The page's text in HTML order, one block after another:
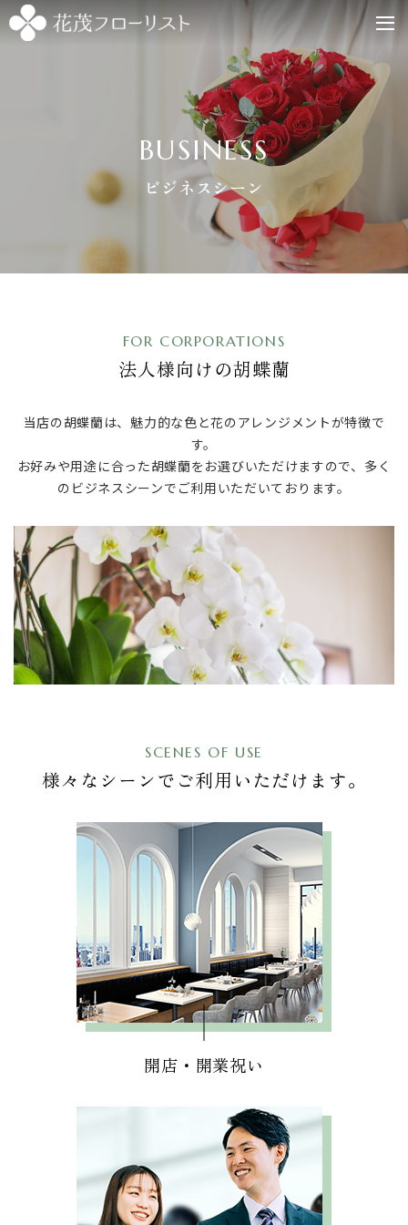
BUSINESS
ビジネスシーン
FOR CORPORATIONS
法人様向けの胡蝶蘭
当店の胡蝶蘭は、魅力的な色と花のアレンジメントが特徴で
す。
お好みや用途に合った胡蝶蘭をお選びいただけますので、多く
のビジネスシーンでご利用いただいております。
SCENES OF USE
様々なシーンでご利用いただけます。
開店・開業祝い